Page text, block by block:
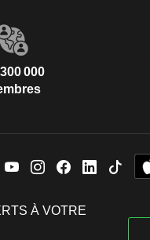
000
À VOTRE